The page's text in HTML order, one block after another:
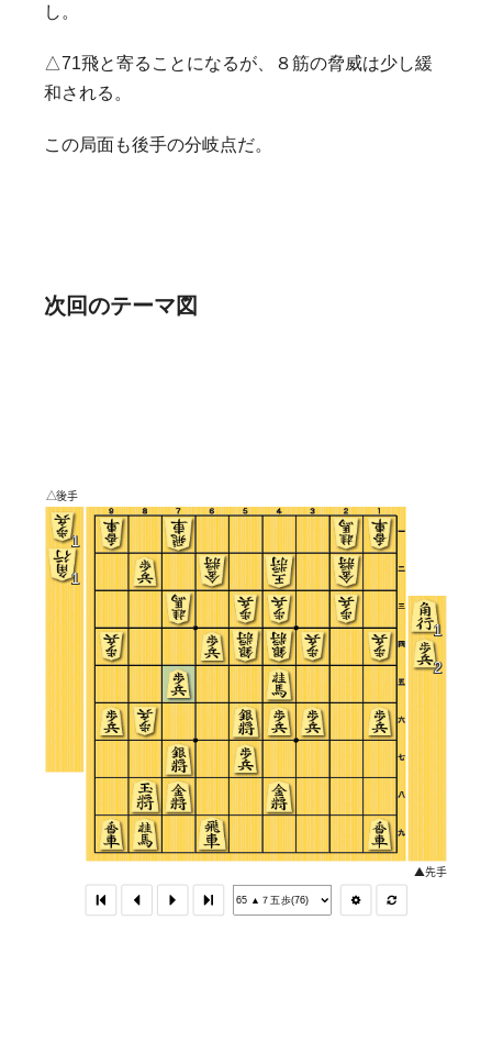
し。
△71飛と寄ることになるが、８筋の脅威は少し緩
和される。
この局面も後手の分岐点だ。
次回のテーマ図